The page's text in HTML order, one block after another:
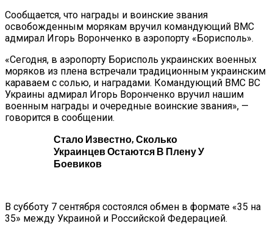
Сообщается, что награды и воинские звания
освобожденным морякам вручил командующий ВМС
адмирал Игорь Воронченко в аэропорту «Борисполь».
«Сегодня, в аэропорту Борисполь украинских военных
моряков из плена встречали традиционным украинским
караваем с солью, и наградами. Командующий ВМС ВС
Украины адмирал Игорь Воронченко вручил нашим
военным награды и очередные воинские звания», —
говорится в сообщении.
Стало Известно, Сколько
Украинцев Остаются В Плену У
Боевиков
В субботу 7 сентября состоялся обмен в формате «35 на
35» между Украиной и Российской Федерацией.